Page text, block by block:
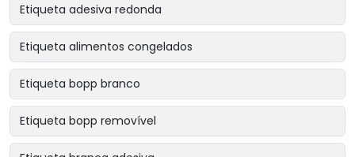
Etiqueta adesiva redonda
Etiqueta alimentos congelados
Etiqueta bopp branco
Etiqueta bopp removível